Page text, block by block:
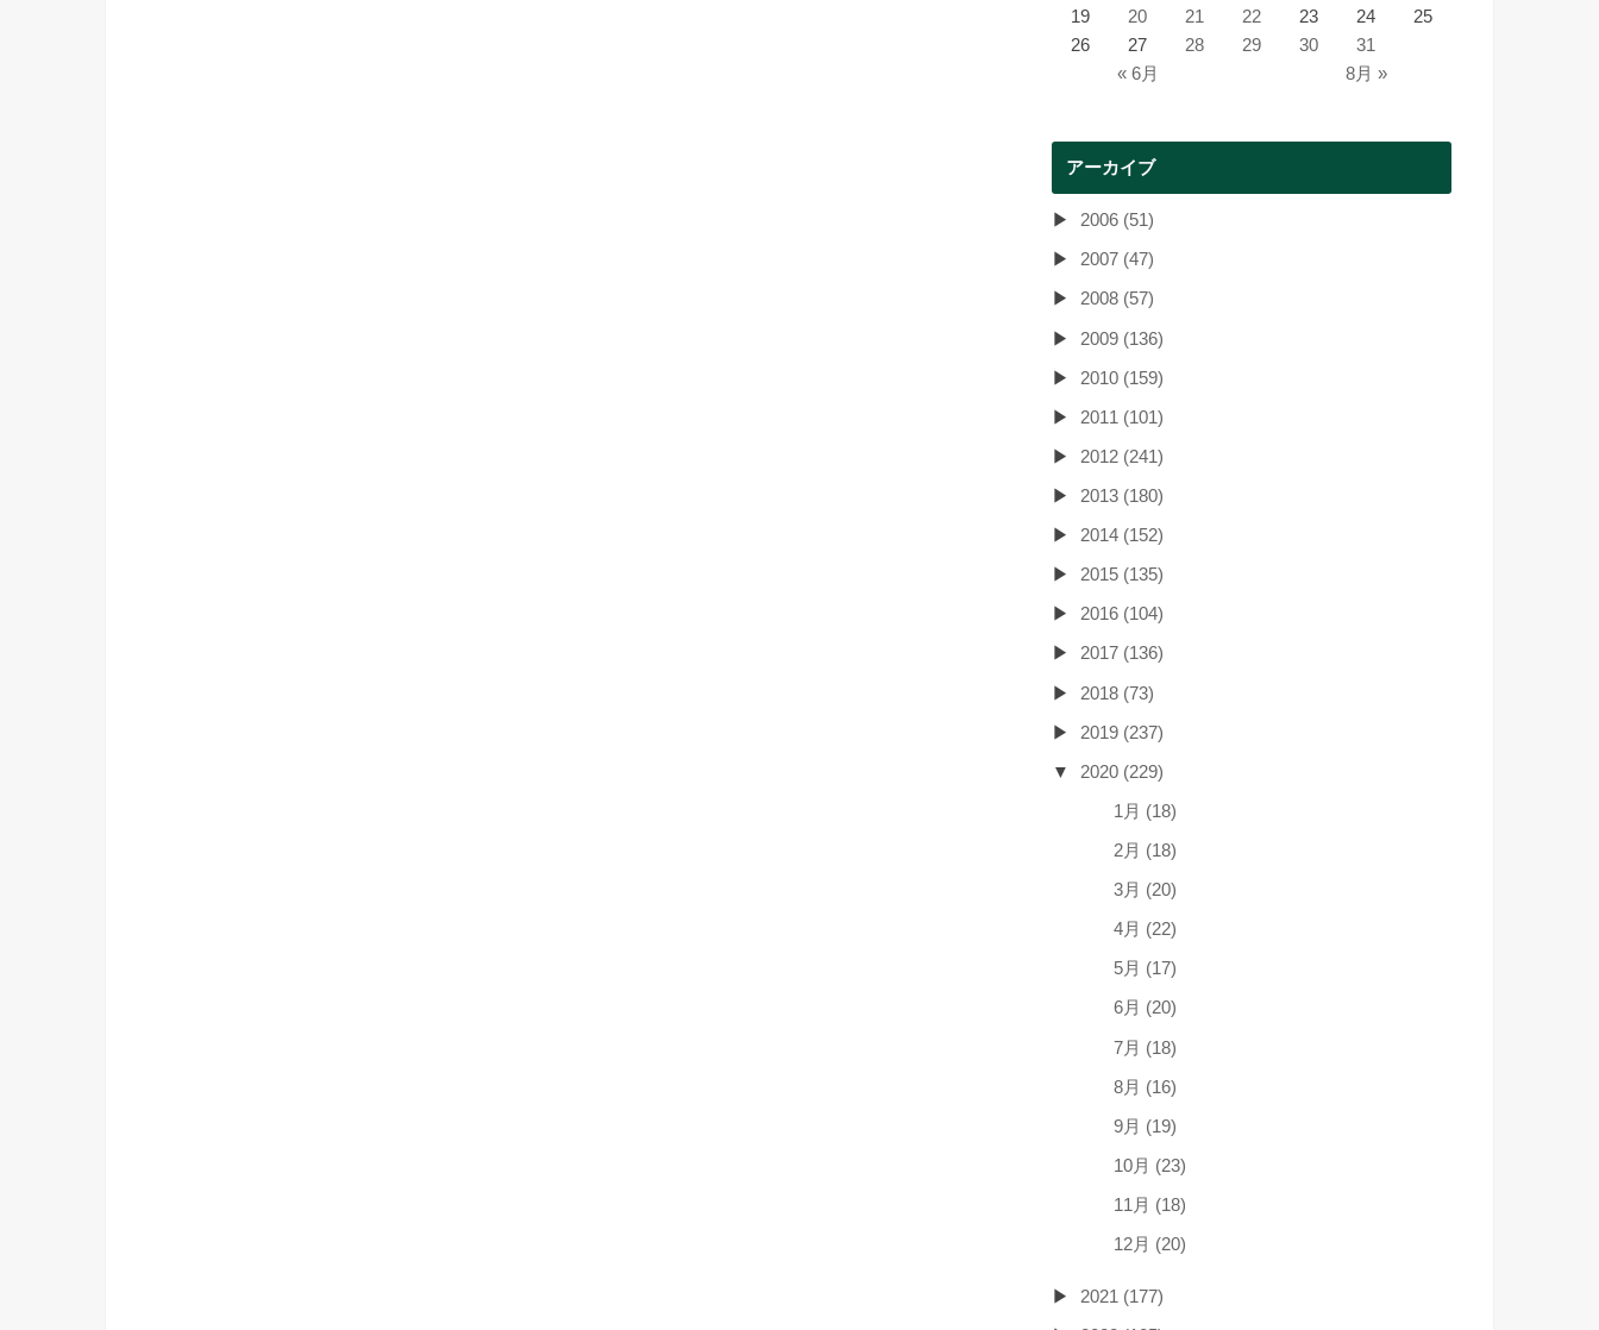
« 6月 8月 »
19
20 21 22 23 24
25
26
27 28 29 30 31
アーカイブ
2006 (51)
2007 (47)
2008 (57)
2009 (136)
2010 (159)
2011 (101)
2012 (241)
2013 (180)
2014 (152)
2015 (135)
2016 (104)
2017 (136)
2018 (73)
2019 (237)
2020 (229)
1月 (18)
2月 (18)
3月 (20)
4月 (22)
5月 (17)
6月 (20)
7月 (18)
8月 (16)
9月 (19)
10月 (23)
11月 (18)
12月 (20)
2021 (177)